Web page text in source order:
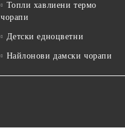
Топли хавлиени термо
чорапи
Детски едноцветни
Найлонови дамски чорапи